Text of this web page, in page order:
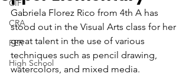
CIF
CRA
FER
High School
Gabriela Florez Rico from 4th A has
stood out in the Visual Arts class for her
great talent in the use of various
techniques such as pencil drawing,
watercolors, and mixed media.